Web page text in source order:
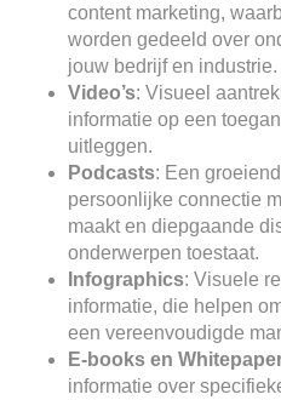
content marketing,
worden gedeeld over
jouw bedrijf en industrie.
Video’s: Visueel
informatie op een
uitleggen.
Podcasts: Een
persoonlijke connectie
maakt en diepgaande
onderwerpen toestaat.
Infographics: Visuele
informatie, die helpen
een vereenvoudigde
E-books en
informatie over